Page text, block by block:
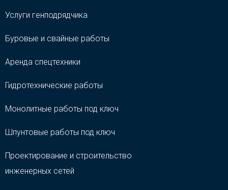
Услуги генподрядчика
Буровые и свайные работы
Аренда спецтехники
Гидротехнические работы
Монолитные работы под ключ
Шпунтовые работы под ключ
Проектирование и строительство
инженерных сетей